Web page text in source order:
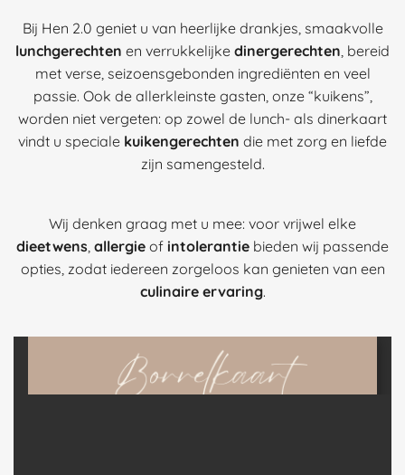
Bij Hen 2.0 geniet u van heerlijke drankjes, smaakvolle
lunchgerechten en verrukkelijke dinergerechten, bereid
met verse, seizoensgebonden ingrediënten en veel
passie. Ook de allerkleinste gasten, onze “kuikens”,
worden niet vergeten: op zowel de lunch- als dinerkaart
vindt u speciale kuikengerechten die met zorg en liefde
zijn samengesteld.
Wij denken graag met u mee: voor vrijwel elke
dieetwens, allergie of intolerantie bieden wij passende
opties, zodat iedereen zorgeloos kan genieten van een
culinaire ervaring.